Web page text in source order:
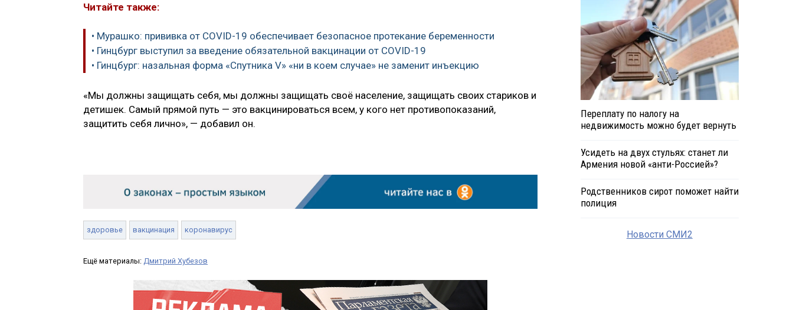
Читайте также:
• Мурашко: прививка от COVID-19 обеспечивает безопасное протекание беременности
• Гинцбург выступил за введение обязательной вакцинации от COVID-19
• Гинцбург: назальная форма «Спутника V» «ни в коем случае» не заменит инъекцию
«Мы должны защищать себя, мы должны защищать своё население, защищать своих стариков и
детишек. Самый прямой путь — это вакцинироваться всем, у кого нет противопоказаний,
защитить себя лично», — добавил он.
здоровье вакцинация коронавирус
Ещё материалы: Дмитрий Хубезов
Переплату по налогу на
недвижимость можно будет вернуть
Усидеть на двух стульях: станет ли
Армения новой «анти-Россией»?
Родственников сирот поможет найти
полиция
Новости СМИ2